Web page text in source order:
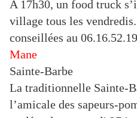
A 17h30, un food truck
village tous les
conseillées au
Mane
Sainte-Barbe
La traditionnelle Sainte-
l’amicale des sapeurs-